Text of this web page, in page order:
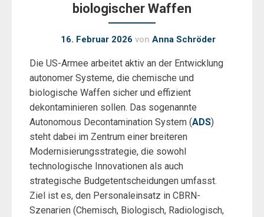
biologischer Waffen
16. Februar 2026 von Anna Schröder
Die US-Armee arbeitet aktiv an der Entwicklung
autonomer Systeme, die chemische und
biologische Waffen sicher und effizient
dekontaminieren sollen. Das sogenannte
Autonomous Decontamination System (ADS)
steht dabei im Zentrum einer breiteren
Modernisierungsstrategie, die sowohl
technologische Innovationen als auch
strategische Budgetentscheidungen umfasst.
Ziel ist es, den Personaleinsatz in CBRN-
Szenarien (Chemisch, Biologisch, Radiologisch,